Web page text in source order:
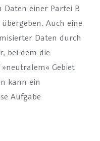
Daten einer Partei B
Auch eine
Daten durch
bei dem die
Gebiet
kann ein
Aufgabe